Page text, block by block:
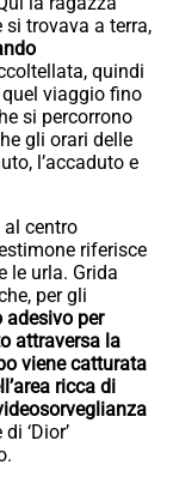
trovava a terra,
quindi
viaggio fino
si percorrono
gli orari delle
l’accaduto e
al centro
riferisce
le urla. Grida
per gli
adesivo per
attraversa la
viene catturata
ricca di
‘Dior’